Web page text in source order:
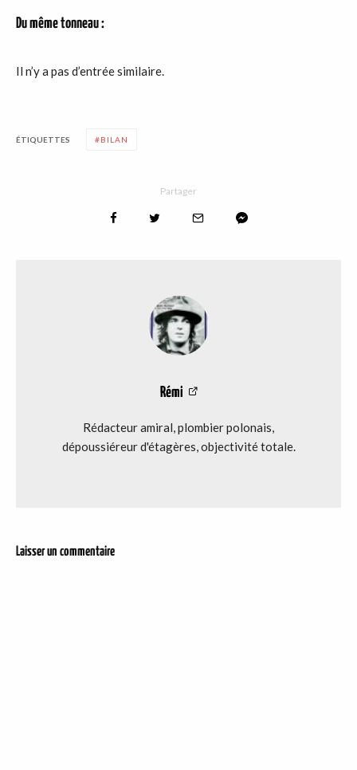
Du même tonneau :
Il n’y a pas d’entrée similaire.
ÉTIQUETTES BILAN
Partager
Rémi
Rédacteur amiral, plombier polonais,
dépoussiéreur d'étagères, objectivité totale.
Laisser un commentaire